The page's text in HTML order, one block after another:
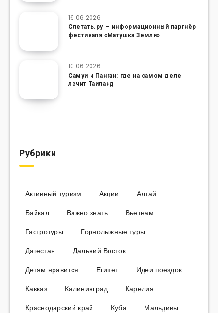
16.06.2026
Слетать.ру — информационный партнёр
фестиваля «Матушка Земля»
10.06.2026
Самуи и Панган: где на самом деле
лечит Таиланд
Рубрики
Активный туризм Акции
Алтай
Байкал
Важно знать
Вьетнам
Гастротуры
Горнолыжные туры
Дагестан
Дальний Восток
Детям нравится
Египет
Идеи поездок
Кавказ
Калининград
Карелия
Краснодарский край
Куба
Мальдивы